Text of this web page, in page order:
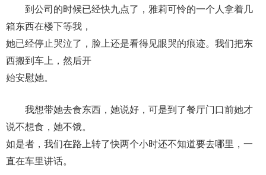
到公司的时候已经快九点了，雅莉可怜的一个人拿着几
箱东西在楼下等我，
她已经停止哭泣了，脸上还是看得见眼哭的痕迹。我们把东
西搬到车上，然后开
始安慰她。
我想带她去食东西，她说好，可是到了餐厅门口前她才
说不想食，她不饿。
如是者，我们在路上转了快两个小时还不知道要去哪里，一
直在车里讲话。